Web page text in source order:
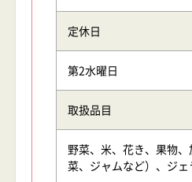
定休日
第2水曜日
取扱品目
野菜、米、花き、果物
菜、ジャムなど）、ジェ